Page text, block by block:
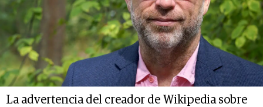
La advertencia del creador de Wikipedia sobre